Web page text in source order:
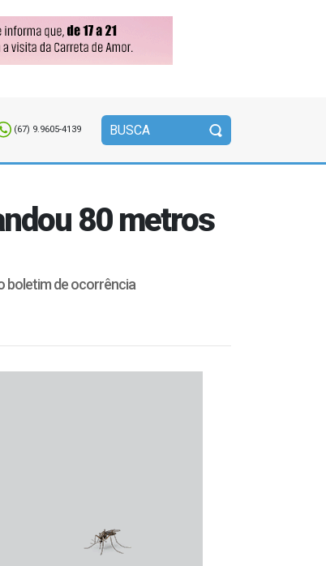
(67) 9.9605-4139
80 metros
boletim de ocorrência